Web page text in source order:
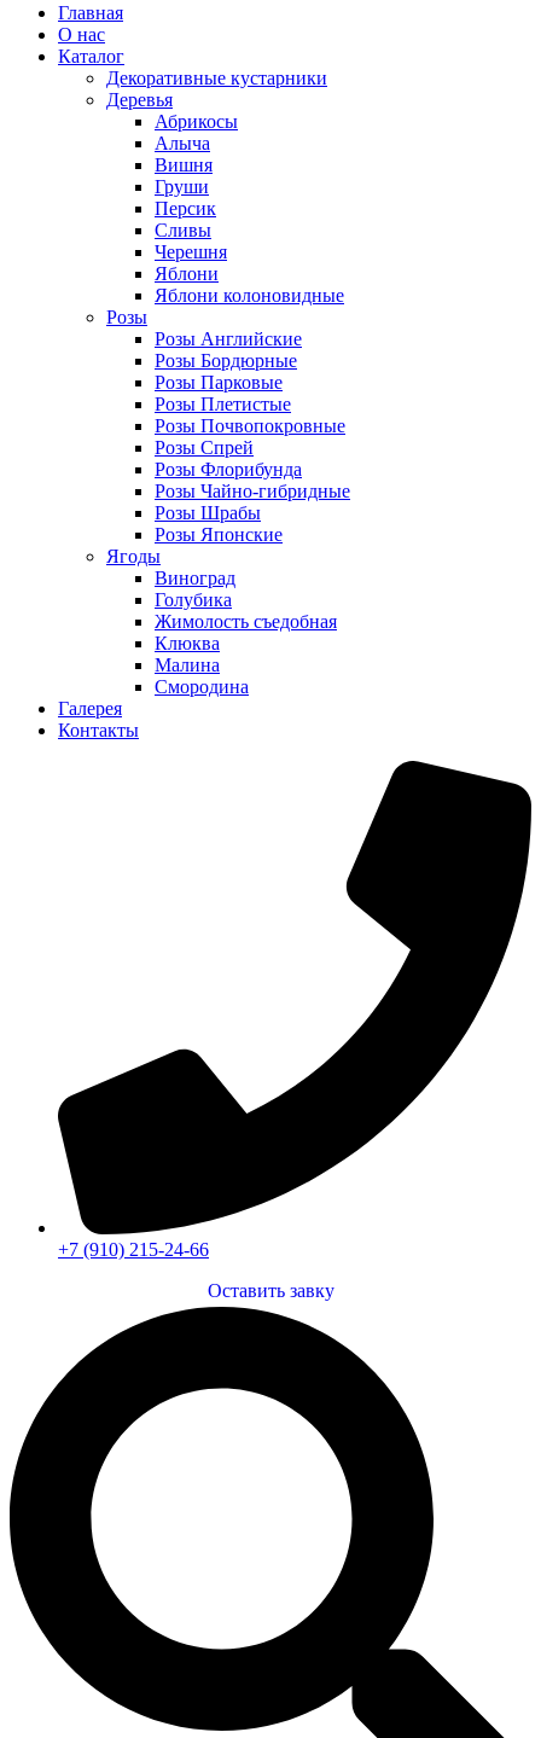
Главная
О нас
Каталог
Декоративные кустарники
Деревья
Абрикосы
Алыча
Вишня
Груши
Персик
Сливы
Черешня
Яблони
Яблони колоновидные
Розы
Розы Английские
Розы Бордюрные
Розы Парковые
Розы Плетистые
Розы Почвопокровные
Розы Спрей
Розы Флорибунда
Розы Чайно-гибридные
Розы Шрабы
Розы Японские
Ягоды
Виноград
Голубика
Жимолость съедобная
Клюква
Малина
Смородина
Галерея
Контакты
+7 (910) 215-24-66
Оставить завку